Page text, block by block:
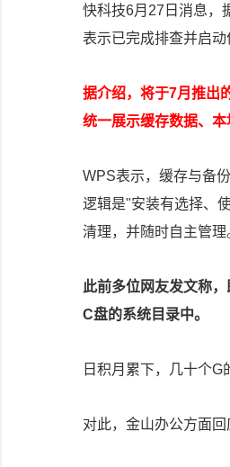
快科技6月27日消息，
表示已完成排查并启动
据介绍，将于7月推出
统一展示缓存数据、
WPS表示，缓存与备
逻辑是"安装有选择、
清理，并随时自主管理
此前多位网友发文称
C盘的系统目录中。
日积月累下，几十个
对此，金山办公方面